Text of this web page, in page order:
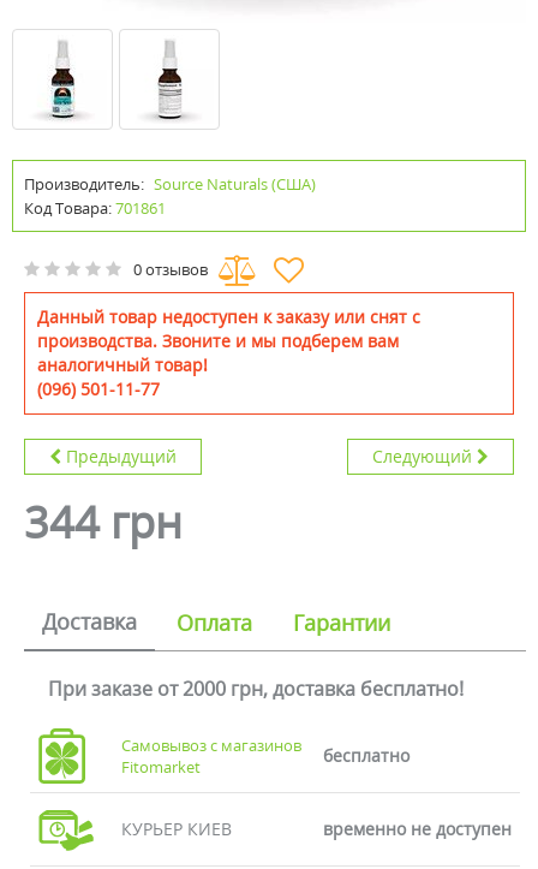
Производитель: Source Naturals (США)
Код Товара:701861
0 отзывов
Данный товар недоступен к заказу или снят с
производства. Звоните и мы подберем вам
аналогичный товар!
(096) 501-11-77
Предыдущий Следующий
344 грн
Доставка Оплата Гарантии
При заказе от 2000 грн, доставка бесплатно!
Самовывоз с магазинов
Fitomarket
бесплатно
КУРЬЕР КИЕВ временно не доступен